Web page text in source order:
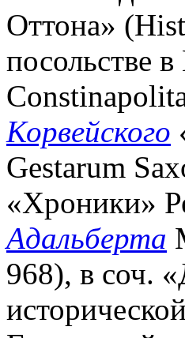
Оттона»
посольстве
Корвейского
Gestarum
«Хроники»
Адальберта
968), в соч.